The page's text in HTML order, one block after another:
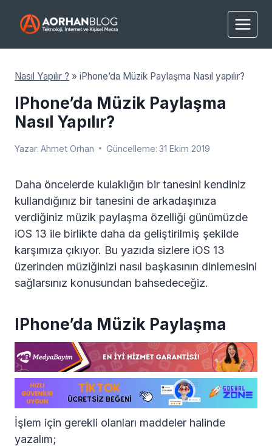
Nasıl Yapılır ? » iPhone’da Müzik Paylaşma Nasıl yapılır?
IPhone’da Müzik Paylaşma
Nasıl Yapılır?
Yazar: Ahmet Orhan Güncelleme: 31 Ekim 2019
Daha öncelerde kulaklığın bir tanesini kendiniz
kullandığınız bir tanesini de arkadaşınıza
verdiğiniz müzik paylaşma özelliği günümüzde
iOS 13 ile birlikte daha da geliştirilmiş şekilde
karşımıza çıkıyor. Bu yazıda sizlere iOS 13
üzerinden müziğinizi nasıl başkasının dinlemesini
sağlarsınız konusundan bahsedeceğiz.
IPhone’da Müzik Paylaşma
İşlem için gerekli olanları maddeler halinde
yazalım;